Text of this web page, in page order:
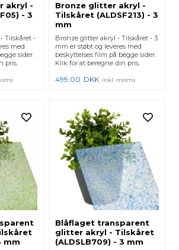
akryl -
- 3
Tilskåret -
med
sider.
pris.
Bronze glitter akryl -
Tilskåret (ALDSF213) - 3
mm
Bronze glitter akryl - Tilskåret - 3
mm er støbt og leveres med
beskyttelses film på begge sider.
Klik for at beregne din pris.
499,00 DKK inkl. moms
mm
Blåflaget transparent
glitter akryl - Tilskåret
(ALDSLB709) - 3 mm